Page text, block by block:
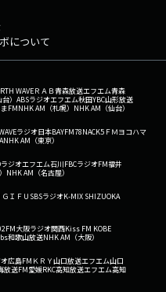
について
WAVEＲＡＢ青森放送エフエム青森
） ABSラジオエフエム秋田YBC山形放送
FMNHK AM（札幌） NHK AM（仙台）
ラジオ日本BAYFM78NACK5 ＦＭヨコハマ
NHK AM（東京）
ラジオエフエム石川FBCラジオFM福井
NHK AM（名古屋）
ＧＩＦＵ SBSラジオK-MIX SHIZUOKA
FM大阪ラジオ関西Kiss FM KOBE
和歌山放送NHK AM（大阪）
オ広島FM ＫＲＹ山口放送エフエム山口
放送FM愛媛RKC高知放送エフエム高知